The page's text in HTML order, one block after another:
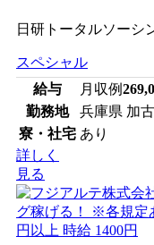
日研トータルソーシ
スペシャル
給与
月収例
勤務地
兵庫県 加
寮・社宅 あり
詳しく
見る